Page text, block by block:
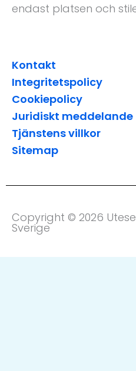
endast platsen och
Kontakt
Integritetspolicy
Cookiepolicy
Juridiskt meddelande
Tjänstens villkor
Sitemap
Copyright © 2026
Sverige